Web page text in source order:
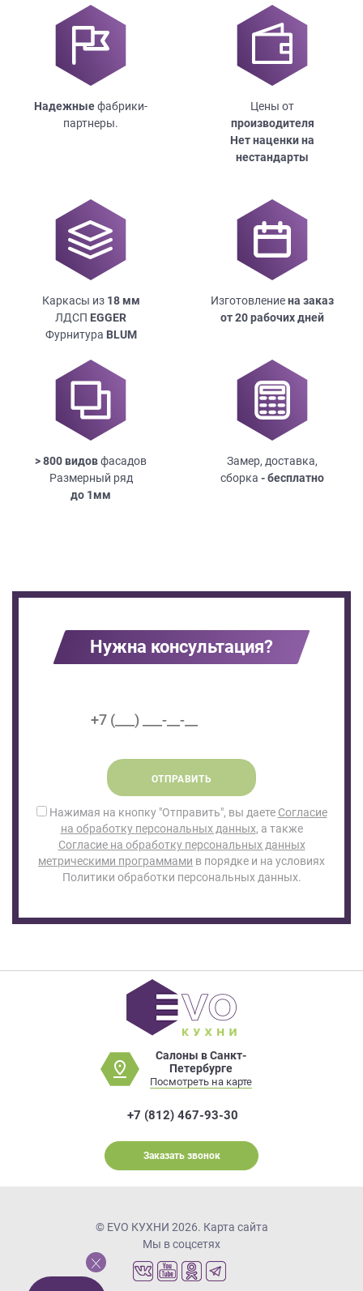
Надежныефабрики-
партнеры.
Цены от
производителя
Нет наценки на
нестандарты
Каркасы из 18мм
ЛДСП EGGER
Фурнитура BLUM
Изготовлениена заказ
от 20 рабочих дней
> 800 видовфасадов
Размерный ряд
до 1мм
Замер, доставка,
сборка - бесплатно
Нужна консультация?
ОТПРАВИТЬ
Нажимая на кнопку "Отправить", вы даете Согласие
на обработку персональных данных, а также
Согласие на обработку персональных данных
метрическими программами в порядке и на условиях
Политики обработки персональных данных.
Салоны в Санкт-
Петербурге
Посмотреть на карте
+7 (812) 467-93-30
Заказать звонок
© EVO КУХНИ 2026. Карта сайта
Мы в соцсетях